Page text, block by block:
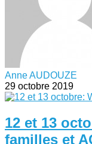
Anne AUDOUZE
29 octobre 2019
12 et 13
familles et